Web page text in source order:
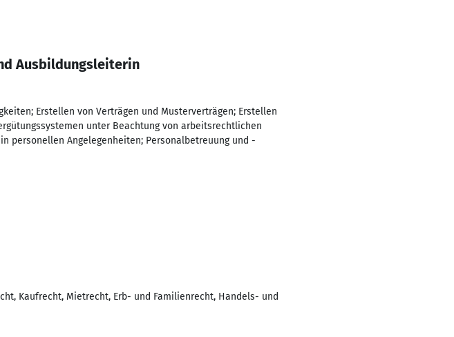
Ausbildungsleiterin
Erstellen von Verträgen und Musterverträgen; Erstellen
unter Beachtung von arbeitsrechtlichen
personellen Angelegenheiten; Personalbetreuung und -
Kaufrecht, Mietrecht, Erb- und Familienrecht, Handels- und